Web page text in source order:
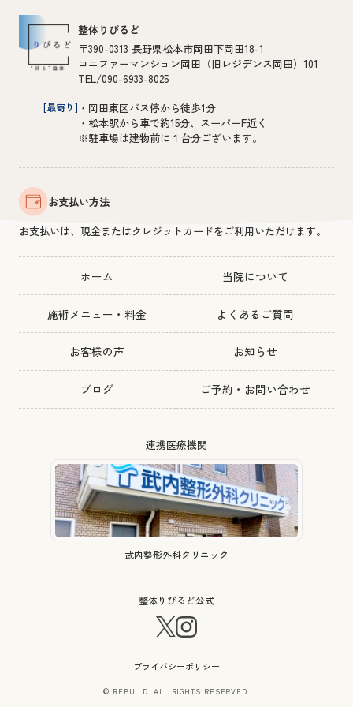
整体りびるど
〒390-0313 長野県松本市岡田下岡田18-1
コニファーマンション岡田（旧レジデンス岡田）101
TEL/090-6933-8025
[最寄り] ・岡田東区バス停から徒歩1分
・松本駅から車で約15分、スーパーF近く
※駐車場は建物前に１台分ございます。
お支払い方法
お支払いは、現金またはクレジットカードをご利用いただけます。
ホーム 当院について
施術メニュー・料金 よくあるご質問
お客様の声 お知らせ
ブログ ご予約・お問い合わせ
連携医療機関
武内整形外科クリニック
整体りびるど公式
プライバシーポリシー
© REBUILD. ALL RIGHTS RESERVED.